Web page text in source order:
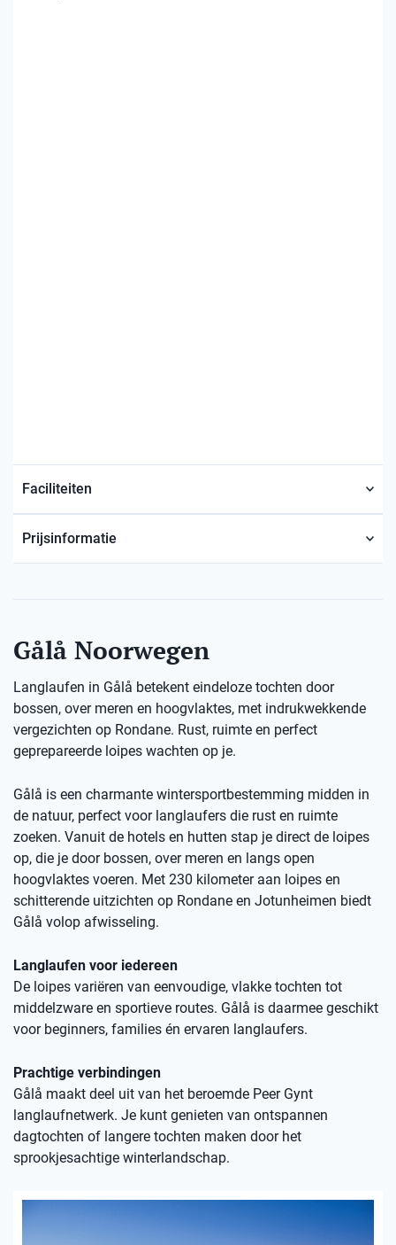
Faciliteiten
Prijsinformatie
Gålå Noorwegen
Langlaufen in Gålå betekent eindeloze tochten door
bossen, over meren en hoogvlaktes, met indrukwekkende
vergezichten op Rondane. Rust, ruimte en perfect
geprepareerde loipes wachten op je.
Gålå is een charmante wintersportbestemming midden in
de natuur, perfect voor langlaufers die rust en ruimte
zoeken. Vanuit de hotels en hutten stap je direct de loipes
op, die je door bossen, over meren en langs open
hoogvlaktes voeren. Met 230 kilometer aan loipes en
schitterende uitzichten op Rondane en Jotunheimen biedt
Gålå volop afwisseling.
Langlaufen voor iedereen
De loipes variëren van eenvoudige, vlakke tochten tot
middelzware en sportieve routes. Gålå is daarmee geschikt
voor beginners, families én ervaren langlaufers.
Prachtige verbindingen
Gålå maakt deel uit van het beroemde Peer Gynt
langlaufnetwerk. Je kunt genieten van ontspannen
dagtochten of langere tochten maken door het
sprookjesachtige winterlandschap.